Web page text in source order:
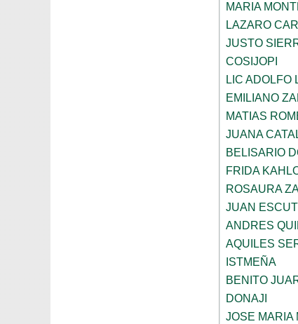
MARIA
LAZARO
JUSTO
COSIJOPI
LIC ADOLFO
EMILIANO
MATIAS
JUANA
BELISARIO
FRIDA
ROSAURA
JUAN
ANDRES
AQUILES
ISTMEÑA
BENITO
DONAJI
JOSE MARIA